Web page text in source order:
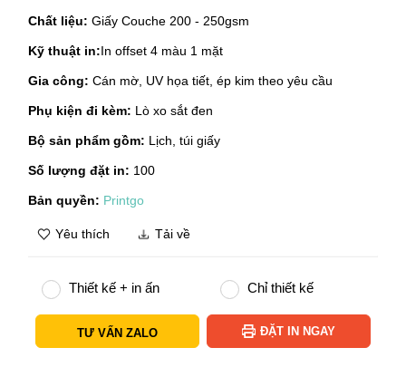
Chất liệu: Giấy Couche 200 - 250gsm
Kỹ thuật in:In offset 4 màu 1 mặt
Gia công: Cán mờ, UV họa tiết, ép kim theo yêu cầu
Phụ kiện đi kèm: Lò xo sắt đen
Bộ sản phẩm gồm: Lịch, túi giấy
Số lượng đặt in: 100
Bản quyền: Printgo
Yêu thích Tải về
Thiết kế + in ấn Chỉ thiết kế
TƯ VẤN ZALO ĐẶT IN NGAY